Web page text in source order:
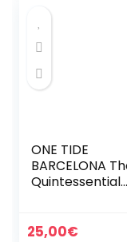
ONE TIDE
BARCELONA
Quintessential
natural y
25,00€